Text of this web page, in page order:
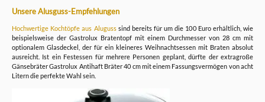
Unsere Alusguss-Empfehlungen
Hochwertige Kochtöpfe aus Alugusssind bereits für um die 100 Euro erhältlich, wie
beispielsweise der Gastrolux Bratentopf mit einem Durchmesser von 28 cm mit
optionalem Glasdeckel, der für ein kleineres Weihnachtsessen mit Braten absolut
ausreicht. Ist ein Festessen für mehrere Personen geplant, dürfte der extragroße
Gänsebräter Gastrolux Antihaft Bräter 40 cm mit einem Fassungsvermögen von acht
Litern die perfekte Wahl sein.